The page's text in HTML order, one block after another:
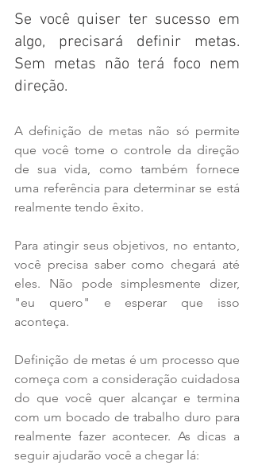
Se você quiser ter sucesso em
algo, precisará definir metas.
Sem metas não terá foco nem
direção.
A definição de metas não só permite
que você tome o controle da direção
de sua vida, como também fornece
uma referência para determinar se está
realmente tendo êxito.
Para atingir seus objetivos, no entanto,
você precisa saber como chegará até
eles. Não pode simplesmente dizer,
"eu quero" e esperar que isso
aconteça.
Definição de metas é um processo que
começa com a consideração cuidadosa
do que você quer alcançar e termina
com um bocado de trabalho duro para
realmente fazer acontecer. As dicas a
seguir ajudarão você a chegar lá: